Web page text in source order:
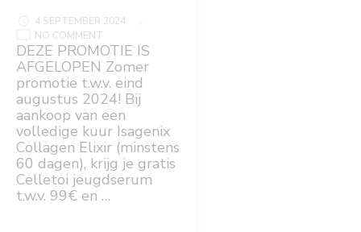
4 SEPTEMBER 2024
NO COMMENT
COLLAGEEN
ZOMER
PROMO
GRATIS
JEUGDSERUM
EN
CASHMERE
CREME
DEZE PROMOTIE IS
AFGELOPEN Zomer
promotie t.w.v. eind
augustus 2024! Bij
aankoop van een
volledige kuur Isagenix
Collagen Elixir (minstens
60 dagen), krijg je gratis
Celletoi jeugdserum
t.w.v. 99€ en …